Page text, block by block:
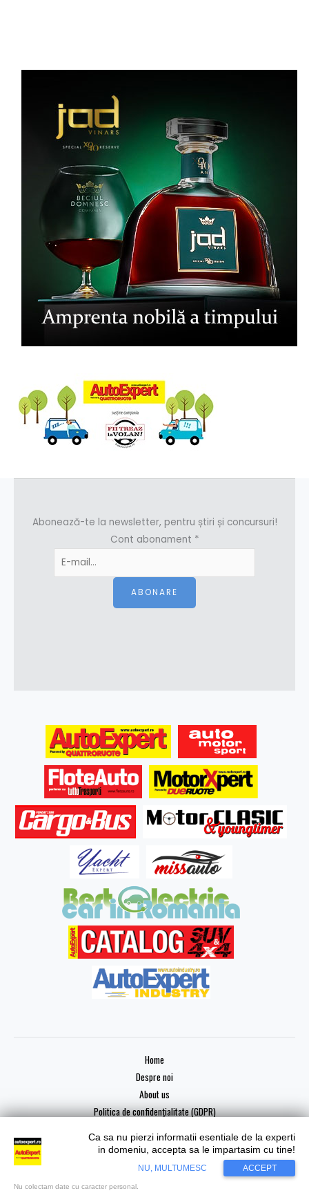
Abonează-te la newsletter, pentru știri și concursuri!
Cont abonament *
ABONARE
Home
Despre noi
About us
Politica de confidențialitate (GDPR)
Copyright © 2026 AutoExpert
Ca sa nu pierzi informatii esentiale de la experti
in domeniu, accepta sa le impartasim cu tine!
NU, MULTUMESC ACCEPT
Nu colectam date cu caracter personal.